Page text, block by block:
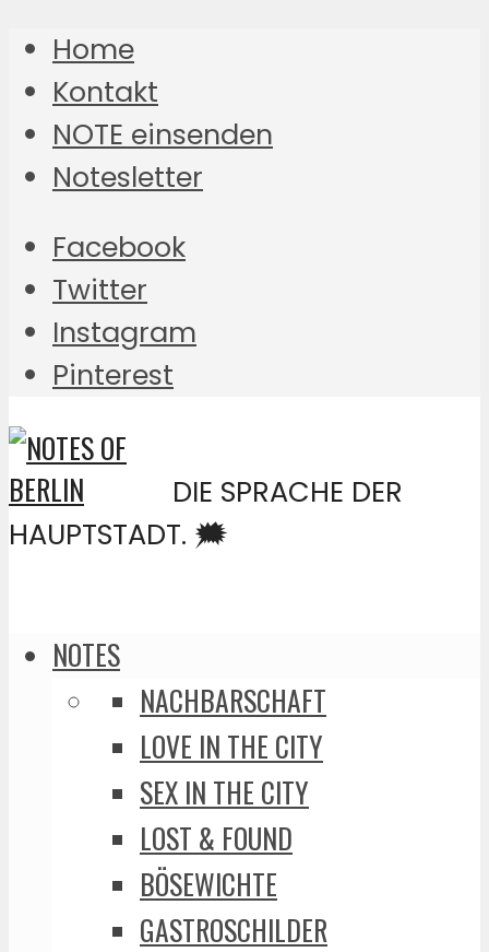
Home
Kontakt
NOTE einsenden
Notesletter
Facebook
Twitter
Instagram
Pinterest
DIE SPRACHE DER
HAUPTSTADT. 🗯️
NOTES
NACHBARSCHAFT
LOVE IN THE CITY
SEX IN THE CITY
LOST & FOUND
BÖSEWICHTE
GASTROSCHILDER